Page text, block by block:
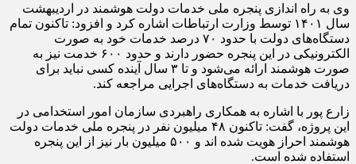
وی به راه اندازی پنجره ملی خدمات دولت هوشمند در اردیبهشت
سال ۱۴۰۱ توسط وزارت ارتباطات اشاره کرد و افزود: تاکنون تمام
دستگاه‌های دولت با حدود ۷۰ درصد خدمات خود به صورت
الکترونیکی در این پنجره حضور دارند و حدود ۶۰۰ خدمت نیز به
صورت هوشمند ارائه می‌شود و تا ۳ سال آینده کسی نباید برای
دریافت خدمات به دستگاه‌های اجرایی مراجعه کند.
زارع پور با اشاره به همکاری راهبردی سازمان امور استخدامی در
این پروژه، گفت: تاکنون ۴۸ میلیون نفر در پنجره ملی خدمات دولت
هوشمند احراز هویت شده اند و ۵۰۰ میلیون بار نیز از این پنجره
استفاده شده است.